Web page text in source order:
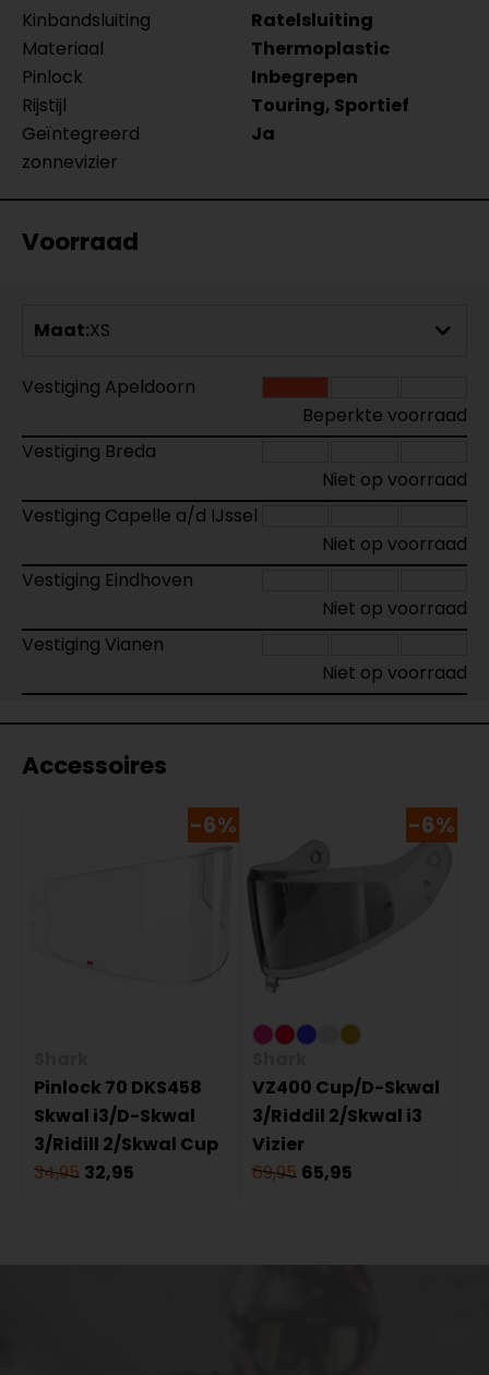
Kinbandsluiting
Ratelsluiting
Materiaal
Thermoplastic
Pinlock
Inbegrepen
Rijstijl
Touring, Sportief
Geïntegreerd
zonnevizier
Ja
Voorraad
Maat:XS
Vestiging Apeldoorn
Beperkte voorraad
Vestiging Breda
Niet op voorraad
Vestiging Capelle a/d IJssel
Niet op voorraad
Vestiging Eindhoven
Niet op voorraad
Vestiging Vianen
Niet op voorraad
Accessoires
-6%
Pinlock 70 DKS458
Skwal i3/D-Skwal
3/Ridill 2/Skwal Cup
34,95 32,95
-6%
VZ400 Cup/D-Skwal
3/Riddil 2/Skwal i3
Vizier
69,95 65,95